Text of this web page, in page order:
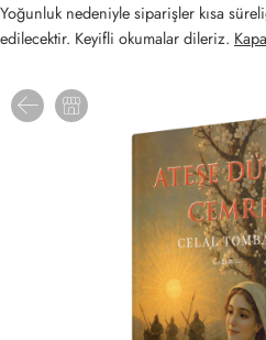
Yoğunluk nedeniyle siparişler kısa
edilecektir. Keyifli okumalar dileriz.